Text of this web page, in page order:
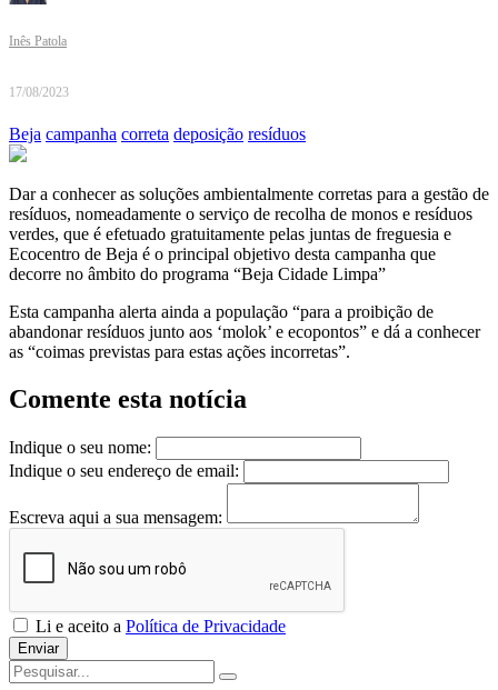
Inês Patola
17/08/2023
Beja campanha correta deposição resíduos
Dar a conhecer as soluções ambientalmente corretas para a gestão de
resíduos, nomeadamente o serviço de recolha de monos e resíduos
verdes, que é efetuado gratuitamente pelas juntas de freguesia e
Ecocentro de Beja é o principal objetivo desta campanha que
decorre no âmbito do programa “Beja Cidade Limpa”
Esta campanha alerta ainda a população “para a proibição de
abandonar resíduos junto aos ‘molok’ e ecopontos” e dá a conhecer
as “coimas previstas para estas ações incorretas”.
Comente esta notícia
Indique o seu nome:
Indique o seu endereço de email:
Escreva aqui a sua mensagem:
Li e aceito a Política de Privacidade
Enviar